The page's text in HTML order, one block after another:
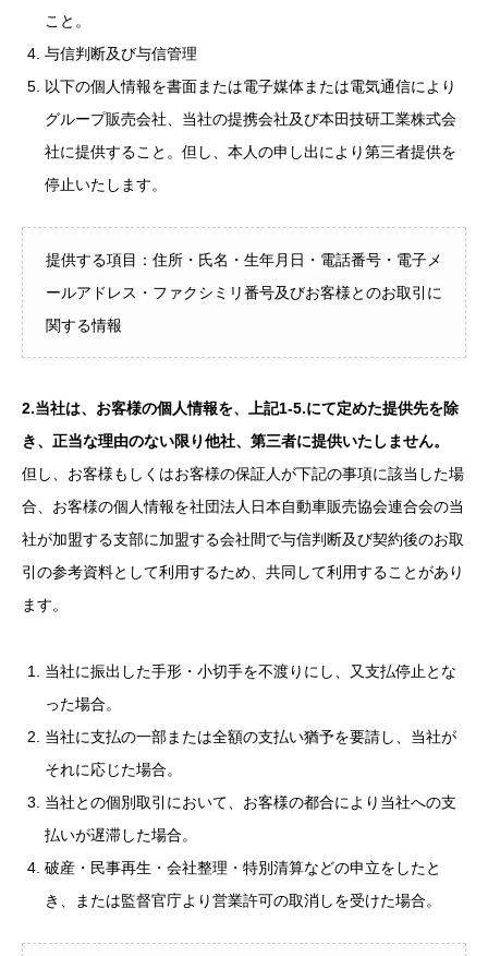
こと。
与信判断及び与信管理
以下の個人情報を書面または電子媒体または電気通信により
グループ販売会社、当社の提携会社及び本田技研工業株式会
社に提供すること。但し、本人の申し出により第三者提供を
停止いたします。
提供する項目：住所・氏名・生年月日・電話番号・電子メ
ールアドレス・ファクシミリ番号及びお客様とのお取引に
関する情報
2.当社は、お客様の個人情報を、上記1-5.にて定めた提供先を除
き、正当な理由のない限り他社、第三者に提供いたしません。
但し、お客様もしくはお客様の保証人が下記の事項に該当した場
合、お客様の個人情報を社団法人日本自動車販売協会連合会の当
社が加盟する支部に加盟する会社間で与信判断及び契約後のお取
引の参考資料として利用するため、共同して利用することがあり
ます。
当社に振出した手形・小切手を不渡りにし、又支払停止とな
った場合。
当社に支払の一部または全額の支払い猶予を要請し、当社が
それに応じた場合。
当社との個別取引において、お客様の都合により当社への支
払いが遅滞した場合。
破産・民事再生・会社整理・特別清算などの申立をしたと
き、または監督官庁より営業許可の取消しを受けた場合。